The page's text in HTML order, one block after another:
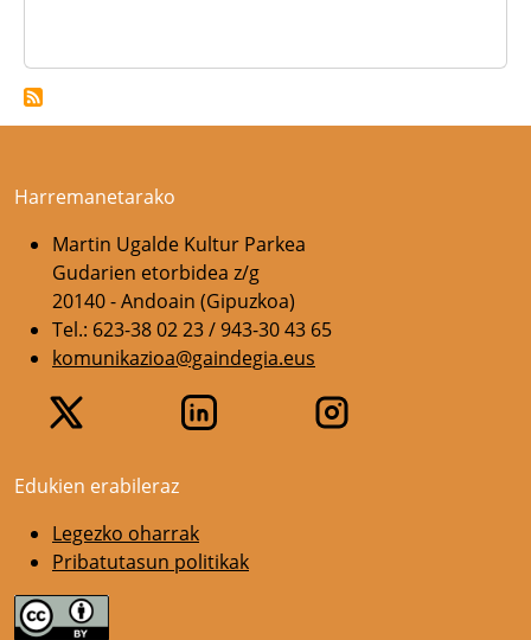
Harremanetarako
Martin Ugalde Kultur Parkea
Gudarien etorbidea z/g
20140 - Andoain (Gipuzkoa)
Tel.: 623-38 02 23 / 943-30 43 65
komunikazioa@gaindegia.eus
Edukien erabileraz
Legezko oharrak
Pribatutasun politikak